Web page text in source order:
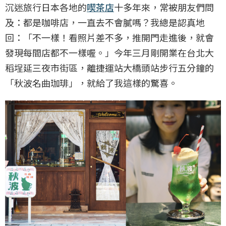
沉迷旅行日本各地的喫茶店十多年來，常被朋友們問
及：都是咖啡店，一直去不會膩嗎？我總是認真地
回：「不一樣！看照片差不多，推開門走進後，就會
發現每間店都不一樣喔。」今年三月剛開業在台北大
稻埕延三夜市街區，離捷運站大橋頭站步行五分鐘的
「秋波名曲珈琲」，就給了我這樣的驚喜。